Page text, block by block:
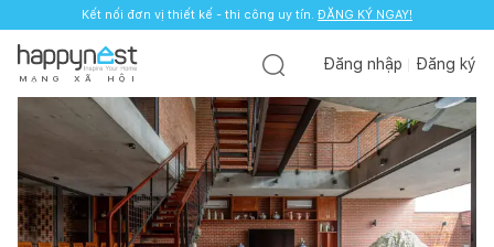
Kết nối đơn vị thiết kế - thi công uy tín. ĐĂNG KÝ NGAY!
M Ạ N G X Ã H Ộ I
Đăng nhập Đăng ký